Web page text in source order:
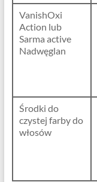
VanishOxi
Action lub
Sarma active
Nadwęglan
Środki do
czystej farby do
włosów